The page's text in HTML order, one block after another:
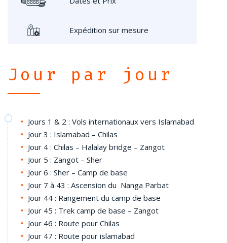
Expédition sur mesure
Jour par jour
Jours 1 & 2 : Vols internationaux vers Islamabad
Jour 3 : Islamabad – Chilas
Jour 4 : Chilas – Halalay bridge – Zangot
Jour 5 : Zangot – Sher
Jour 6 : Sher – Camp de base
Jour 7 à 43 : Ascension du Nanga Parbat
Jour 44 : Rangement du camp de base
Jour 45 : Trek camp de base – Zangot
Jour 46 : Route pour Chilas
Jour 47 : Route pour islamabad